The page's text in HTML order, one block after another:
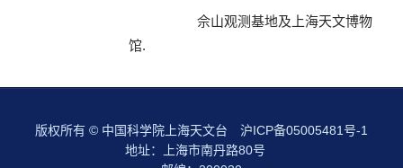
佘山观测基地及上海天文博物
馆.
版权所有 © 中国科学院上海天文台 沪ICP备05005481号-1
地址：上海市南丹路80号